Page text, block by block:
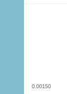
0.00150